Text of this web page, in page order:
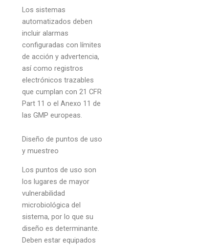
Los sistemas
automatizados deben
incluir alarmas
configuradas con límites
de acción y advertencia,
así como registros
electrónicos trazables
que cumplan con 21 CFR
Part 11 o el Anexo 11 de
las GMP europeas.
Diseño de puntos de uso
y muestreo
Los puntos de uso son
los lugares de mayor
vulnerabilidad
microbiológica del
sistema, por lo que su
diseño es determinante.
Deben estar equipados